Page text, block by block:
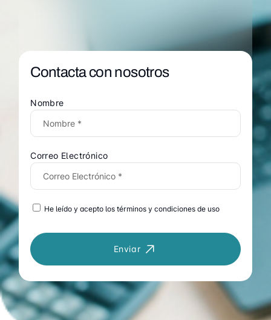
Contacta con nosotros
Nombre
Correo Electrónico
He leído y acepto los términos y condiciones de uso
Enviar